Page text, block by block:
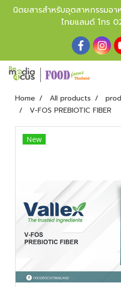
นิตยสารสำหรับอุตสาหกรรมอ
ไทยแลนด์ โทร
Home All products
V-FOS PREBIOTIC FIBER
New